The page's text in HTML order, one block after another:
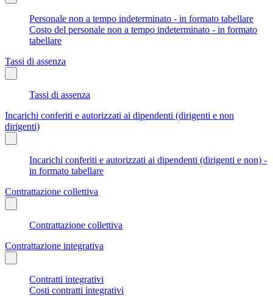
Personale non a tempo indeterminato - in formato tabellare
Costo del personale non a tempo indeterminato - in formato
tabellare
Tassi di assenza
Tassi di assenza
Incarichi conferiti e autorizzati ai dipendenti (dirigenti e non
dirigenti)
Incarichi conferiti e autorizzati ai dipendenti (dirigenti e non) -
in formato tabellare
Contrattazione collettiva
Contrattazione collettiva
Contrattazione integrativa
Contratti integrativi
Costi contratti integrativi